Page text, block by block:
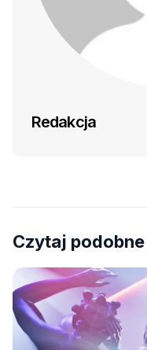
Redakcja
Czytaj podobne